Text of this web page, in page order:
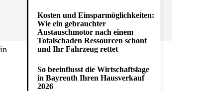
Kosten und Einsparmöglichkeiten:
Wie ein gebrauchter
Austauschmotor nach einem
Totalschaden Ressourcen schont
und Ihr Fahrzeug rettet
So beeinflusst die Wirtschaftslage
in Bayreuth Ihren Hausverkauf
2026